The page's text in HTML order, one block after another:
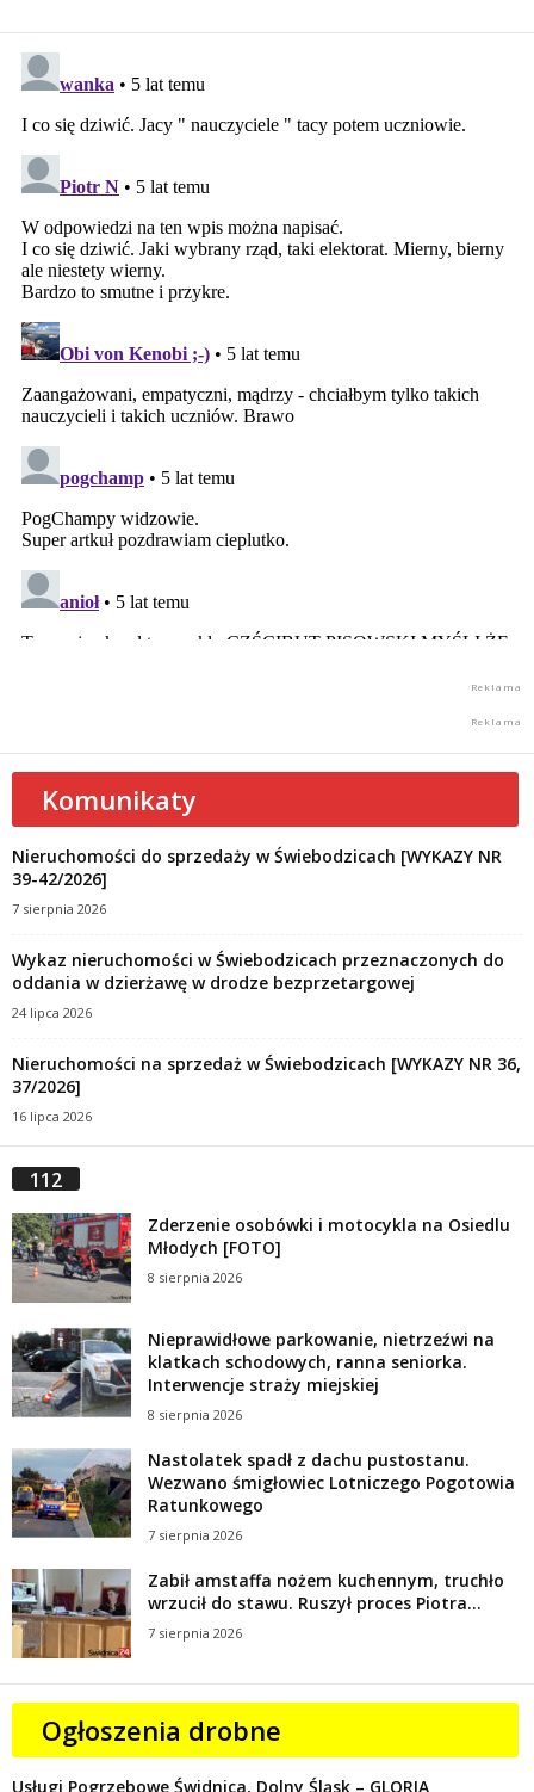
Komunikaty
Nieruchomości do sprzedaży w Świebodzicach [WYKAZY NR
39-42/2026]
7 sierpnia 2026
Wykaz nieruchomości w Świebodzicach przeznaczonych do
oddania w dzierżawę w drodze bezprzetargowej
24 lipca 2026
Nieruchomości na sprzedaż w Świebodzicach [WYKAZY NR 36,
37/2026]
16 lipca 2026
112
Zderzenie osobówki i motocykla na Osiedlu
Młodych [FOTO]
8 sierpnia 2026
Nieprawidłowe parkowanie, nietrzeźwi na
klatkach schodowych, ranna seniorka.
Interwencje straży miejskiej
8 sierpnia 2026
Nastolatek spadł z dachu pustostanu.
Wezwano śmigłowiec Lotniczego Pogotowia
Ratunkowego
7 sierpnia 2026
Zabił amstaffa nożem kuchennym, truchło
wrzucił do stawu. Ruszył proces Piotra...
7 sierpnia 2026
Ogłoszenia drobne
Usługi Pogrzebowe Świdnica, Dolny Śląsk – GLORIA